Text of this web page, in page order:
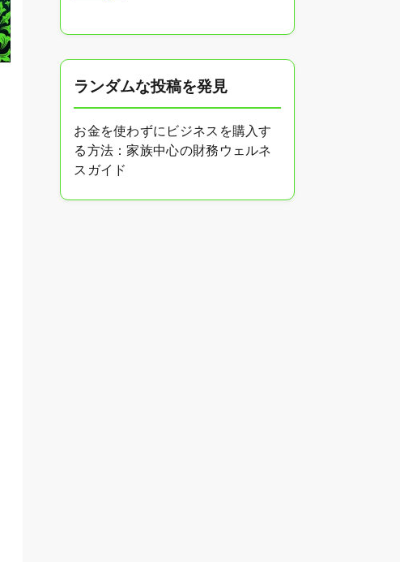
ランダムな投稿を発見
お金を使わずにビジネスを購入す
る方法：家族中心の財務ウェルネ
スガイド